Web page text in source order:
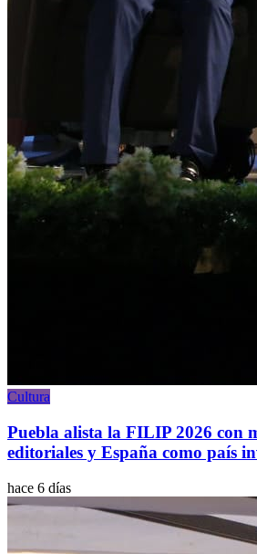
Cultura
Puebla alista la FILIP 2026 con
editoriales y España como país
hace 6 días